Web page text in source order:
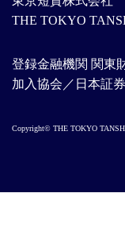
THE TOKYO
登録金融機関 関東
加入協会／日本証
Copyright© THE TOKYO